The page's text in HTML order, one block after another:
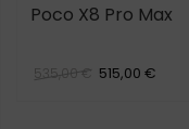
Poco X8 Pro Max
535,00 € 515,00 €